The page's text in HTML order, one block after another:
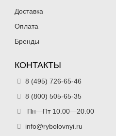
Доставка
Оплата
Бренды
КОНТАКТЫ
8 (495) 726-65-46
8 (800) 505-65-35
Пн—Пт 10.00—20.00
info@rybolovnyi.ru